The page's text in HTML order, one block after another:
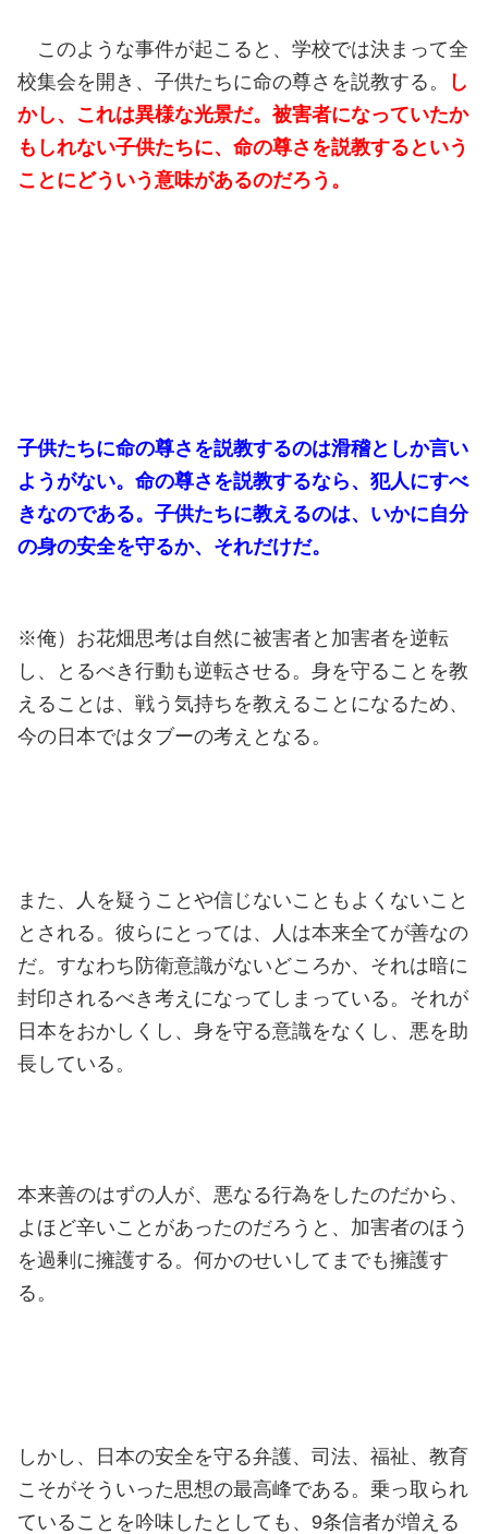
このような事件が起こると、学校では決まって全
校集会を開き、子供たちに命の尊さを説教する。
し
かし、これは異様な光景だ。被害者になっていたか
もしれない子供たちに、命の尊さを説教するという
ことにどういう意味があるのだろう。
子供たちに命の尊さを説教するのは滑稽としか言い
ようがない。命の尊さを説教するなら、犯人にすべ
きなのである。子供たちに教えるのは、いかに自分
の身の安全を守るか、それだけだ。
※俺）お花畑思考は自然に被害者と加害者を逆転
し、とるべき行動も逆転させる。身を守ることを教
えることは、戦う気持ちを教えることになるため、
今の日本ではタブーの考えとなる。
また、人を疑うことや信じないこともよくないこと
とされる。彼らにとっては、人は本来全てが善なの
だ。すなわち防衛意識がないどころか、それは暗に
封印されるべき考えになってしまっている。それが
日本をおかしくし、身を守る意識をなくし、悪を助
長している。
本来善のはずの人が、悪なる行為をしたのだから、
よほど辛いことがあったのだろうと、加害者のほう
を過剰に擁護する。何かのせいしてまでも擁護す
る。
しかし、日本の安全を守る弁護、司法、福祉、教育
こそがそういった思想の最高峰である。乗っ取られ
ていることを吟味したとしても、9条信者が増える